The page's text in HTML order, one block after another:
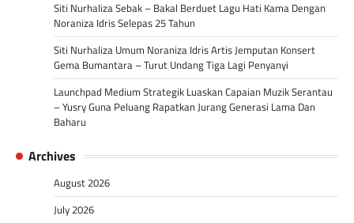
Siti Nurhaliza Sebak – Bakal Berduet Lagu Hati Kama Dengan
Noraniza Idris Selepas 25 Tahun
Siti Nurhaliza Umum Noraniza Idris Artis Jemputan Konsert
Gema Bumantara – Turut Undang Tiga Lagi Penyanyi
Launchpad Medium Strategik Luaskan Capaian Muzik Serantau
– Yusry Guna Peluang Rapatkan Jurang Generasi Lama Dan
Baharu
Archives
August 2026
July 2026